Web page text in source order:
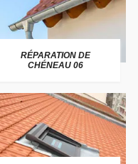
RÉPARATION DE
CHÉNEAU 06